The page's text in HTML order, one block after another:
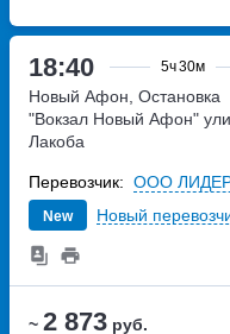
18:40 5ч30м
~ 2 873 руб.
Новый Афон, Остановка
"Вокзал Новый Афон"
Лакоба
New Новый
Перевозчик: ООО